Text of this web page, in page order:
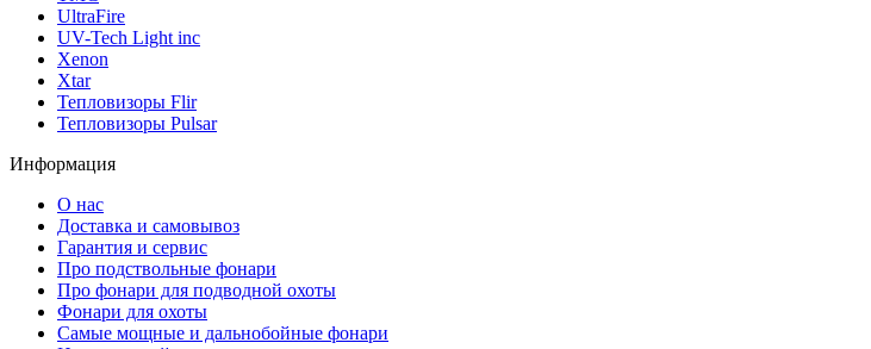
UltraFire
UV-Tech Light inc
Xenon
Xtar
Тепловизоры Flir
Тепловизоры Pulsar
Информация
О нас
Доставка и самовывоз
Гарантия и сервис
Про подствольные фонари
Про фонари для подводной охоты
Фонари для охоты
Самые мощные и дальнобойные фонари